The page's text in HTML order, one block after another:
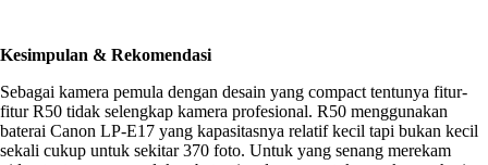
Kesimpulan & Rekomendasi
Sebagai kamera pemula dengan desain yang compact tentunya fitur-
fitur R50 tidak selengkap kamera profesional. R50 menggunakan
baterai Canon LP-E17 yang kapasitasnya relatif kecil tapi bukan kecil
sekali cukup untuk sekitar 370 foto. Untuk yang senang merekam